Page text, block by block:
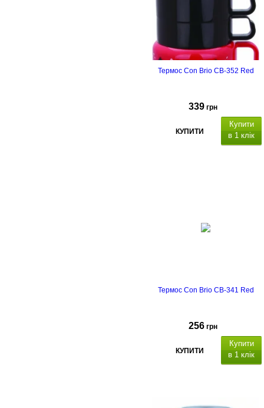
Термос Con Brio CB-352 Red
339 грн
КУПИТИ
Купити
в 1 клік
Термос Con Brio CB-341 Red
256 грн
КУПИТИ
Купити
в 1 клік